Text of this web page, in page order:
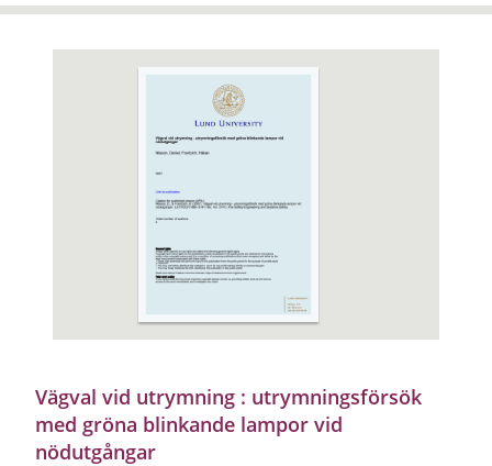
Vägval vid utrymning : utrymningsförsök
med gröna blinkande lampor vid
nödutgångar